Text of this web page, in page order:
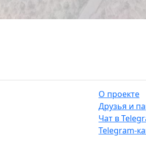
О проекте
Друзья и
Чат в
Telegram-